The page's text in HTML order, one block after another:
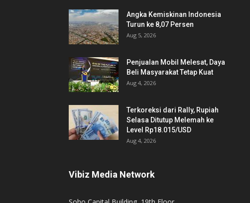
Angka Kemiskinan Indonesia
Turun ke 8,07 Persen
Aug 5, 2026
Penjualan Mobil Melesat, Daya
Beli Masyarakat Tetap Kuat
Aug 4, 2026
Terkoreksi dari Rally, Rupiah
Selasa Ditutup Melemah ke
Level Rp18.015/USD
Aug 4, 2026
Vibiz Media Network